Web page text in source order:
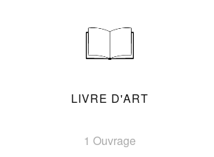
LIVRE D'ART
1 Ouvrage